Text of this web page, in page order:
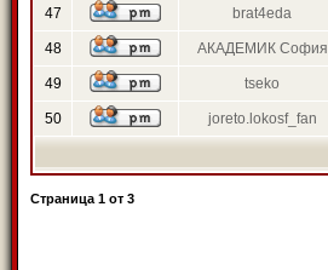
47 brat4eda
48 АКАДЕМИК София
49 tseko
50 joreto.lokosf_fan
Страница 1 от 3